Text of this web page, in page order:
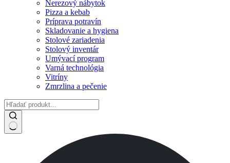
Nerezový nábytok
Pizza a kebab
Príprava potravín
Skladovanie a hygiena
Stolové zariadenia
Stolový inventár
Umývací program
Varná technológia
Vitríny
Zmrzlina a pečenie